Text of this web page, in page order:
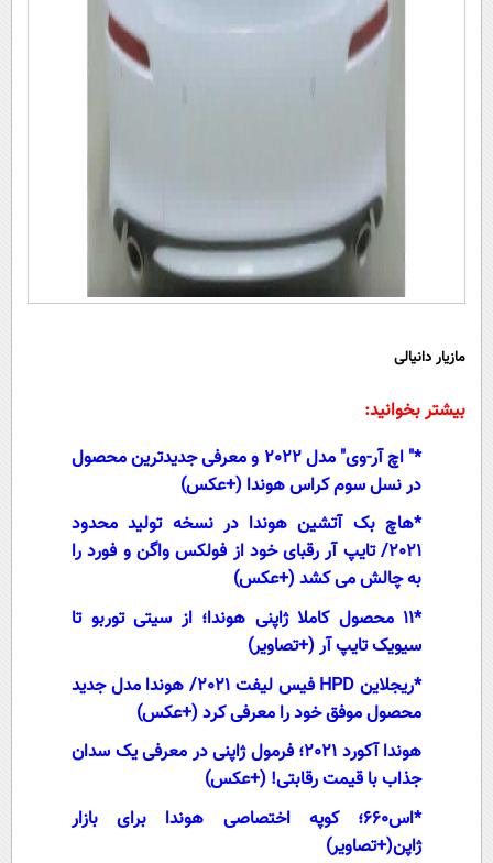
مازیار دانیالی
بیشتر بخوانید:
*
" اچ آر-وی" مدل 2022 و معرفی جدیدترین محصول
در نسل سوم کراس هوندا (+عکس)
*هاچ بک آتشین هوندا در نسخه تولید محدود
2021/ تایپ آر رقبای خود از فولکس واگن و فورد را
به چالش می کشد (+عکس)
*
11 محصول کاملا ژاپنی هوندا؛ از سیتی توربو تا
سیویک تایپ آر (+تصاویر)
*
ریجلاین HPD فیس لیفت 2021/ هوندا مدل جدید
محصول موفق خود را معرفی کرد (+عکس)
هوندا آکورد 2021؛ فرمول ژاپنی در معرفی یک سدان
جذاب با قیمت رقابتی! (+عکس)
*
اس660؛ کوپه اختصاصی هوندا برای بازار
ژاپن(+تصاویر)